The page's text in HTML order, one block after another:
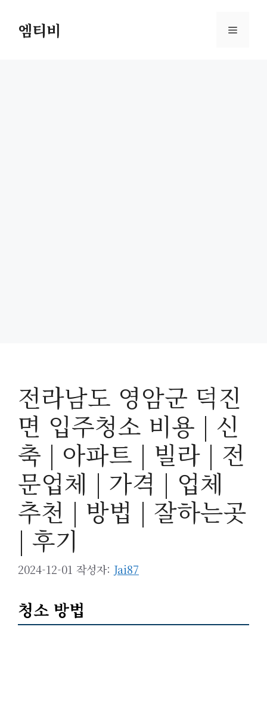
엠티비 메
전라남도 영암군 덕진
면 입주청소 비용 | 신
축 | 아파트 | 빌라 | 전
문업체 | 가격 | 업체
추천 | 방법 | 잘하는곳
| 후기
2024-12-01 작성자: Jai87
청소 방법